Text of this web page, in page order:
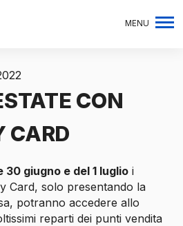
MENU
CON
CARD
30 giugno e del 1 luglio i
Card, solo presentando la
potranno accedere allo
reparti dei punti vendita